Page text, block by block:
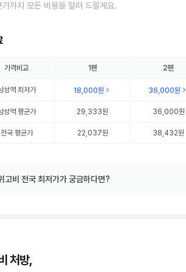
가까지 모든 비용을 알려 드릴게요.
가격비교 1펜 2펜
성역최저가 18,000원 36,000원
성역평균가 29,333원 36,000원
전국 평균가 22,037원 38,432원
고비 전국 최저가가 궁금하다면?
처방,